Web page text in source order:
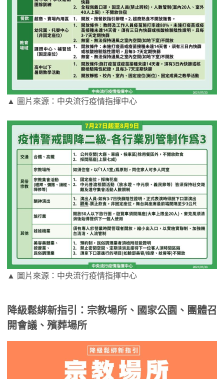
▲ 圖片來源：中央流行疫情指揮中心
▲ 圖片來源：中央流行疫情指揮中心
降級鬆綁新指引：宗教場所、國家公園、團體召
開會議、殯葬場所